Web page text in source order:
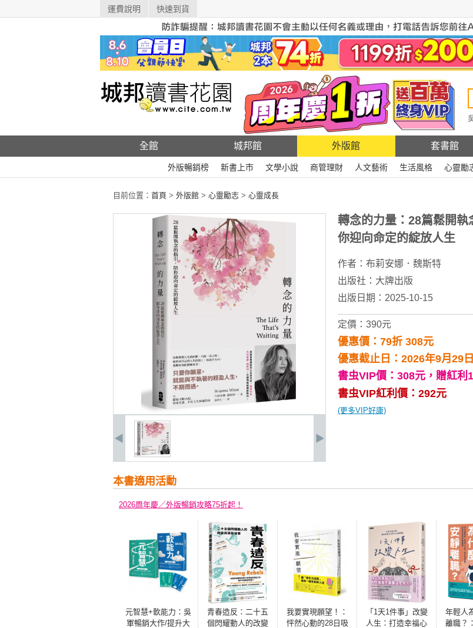
運費說明 快速到貨
全館 城邦館 外版館 套書館
外版暢銷榜 新書上市 文學小說 商管理財 人文藝術 生活風格 心靈勵
目前位置： 首頁 > 外版館 > 心靈勵志 > 心靈成長
轉念的力量：28篇鬆開執
你迎向命定的綻放人生
作者： 布莉安娜．魏斯特
出版社： 大牌出版
出版日期：2025-10-15
定價：390元
優惠價：79折 308元
優惠截止日：2026年9月29
書虫VIP價：308元， 贈紅利
書虫VIP紅利價：292元
(更多VIP好康)
本書適用活動
2026周年慶／外版暢銷攻略75折起！
元智慧+軟能力：吳
軍暢銷大作/提升大
青春造反：二十五
個閃耀動人的改變
我要實現願望！：
怦然心動的28日吸
「1天1件事」改變
人生：打造幸福心
年輕人
離職？